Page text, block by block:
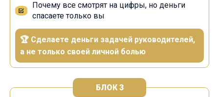
Почему все смотрят на цифры, но деньги
спасаете только вы
🏆 Сделаете деньги задачей руководителей,
а не только своей личной болью
БЛОК 3